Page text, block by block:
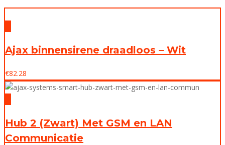
Ajax binnensirene draadloos – Wit
€82.28
Hub 2 (Zwart) Met GSM en LAN
Communicatie